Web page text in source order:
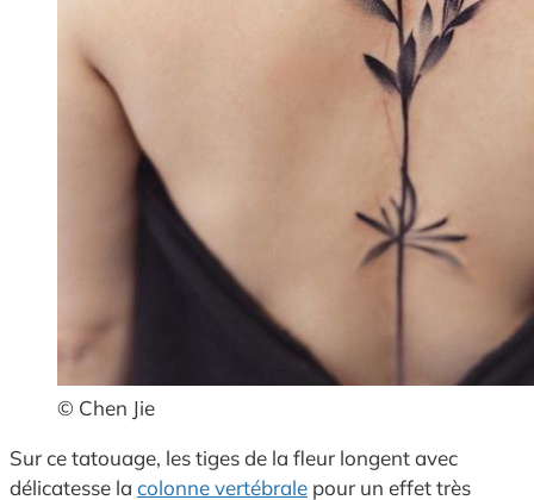
© Chen Jie
Sur ce tatouage, les tiges de la fleur longent avec
délicatesse la colonne vertébrale pour un effet très